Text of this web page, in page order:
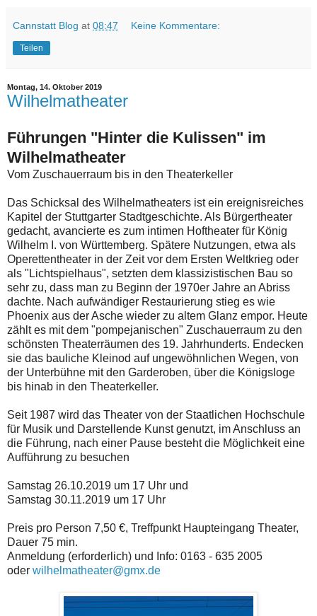
Cannstatt Blog at 08:47 Keine Kommentare:
Teilen
Montag, 14. Oktober 2019
Wilhelmatheater
Führungen "Hinter die Kulissen" im
Wilhelmatheater
Vom Zuschauerraum bis in den Theaterkeller
Das Schicksal des Wilhelmatheaters ist ein ereignisreiches
Kapitel der Stuttgarter Stadtgeschichte. Als Bürgertheater
gedacht, avancierte es zum intimen Hoftheater für König
Wilhelm I. von Württemberg. Spätere Nutzungen, etwa als
Operettentheater in der Zeit vor dem Ersten Weltkrieg oder
als "Lichtspielhaus", setzten dem klassizistischen Bau so
sehr zu, dass man zu Beginn der 1970er Jahre an Abriss
dachte. Nach aufwändiger Restaurierung stieg es wie
Phoenix aus der Asche wieder zu altem Glanz empor. Heute
zählt es mit dem "pompejanischen" Zuschauerraum zu den
schönsten Theaterräumen des 19. Jahrhunderts. Endecken
sie das bauliche Kleinod auf ungewöhnlichen Wegen, von
der Unterbühne mit den Garderoben, über die Königsloge
bis hinab in den Theaterkeller.
Seit 1987 wird das Theater von der Staatlichen Hochschule
für Musik und Darstellende Kunst genutzt, im Anschluss an
die Führung, nach einer Pause besteht die Möglichkeit eine
Aufführung zu besuchen
Samstag 26.10.2019 um 17 Uhr und
Samstag 30.11.2019 um 17 Uhr
Preis pro Person 7,50 €, Treffpunkt Haupteingang Theater,
Dauer 75 min.
Anmeldung (erforderlich) und Info: 0163 - 635 2005
oder wilhelmatheater@gmx.de